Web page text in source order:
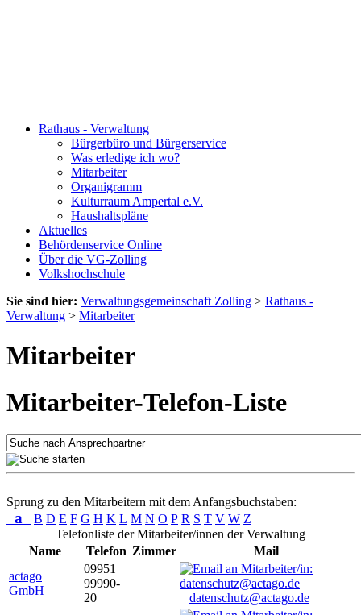
Rathaus - Verwaltung
Bürgerbüro und Bürgerservice
Was erledige ich wo?
Mitarbeiter
Organigramm
Kulturraum Ampertal e.V.
Haushaltspläne
Aktuelles
Behördenservice Online
Über die VG-Zolling
Volkshochschule
Sie sind hier: Verwaltungsgemeinschaft Zolling > Rathaus -
Verwaltung > Mitarbeiter
Mitarbeiter
Mitarbeiter-Telefon-Liste
Sprung zu den Mitarbeitern mit dem Anfangsbuchstaben:
a B D E F G H K L M N O P R S T V W Z
Telefonliste der Mitarbeiter/innen der Verwaltung
Name
Telefon Zimmer
Mail
actago
GmbH
09951
99990-
20
datenschutz@actago.de